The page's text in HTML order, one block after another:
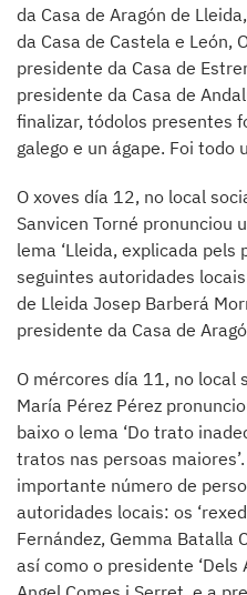
da Casa de Aragón de
da Casa de Castela e León,
presidente da Casa de
presidente da Casa de
finalizar, tódolos presentes
galego e un ágape. Foi todo
O xoves día 12, no local
Sanvicen Torné pronunciou
lema ‘Lleida, explicada pels
seguintes autoridades
de Lleida Josep Barberá
presidente da Casa de
O mércores día 11, no local
María Pérez Pérez
baixo o lema ‘Do trato
tratos nas persoas
importante número de
autoridades locais: os
Fernández, Gemma Batalla
así como o presidente ‘Dels